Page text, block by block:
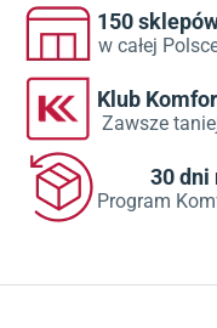
150
w całej
Klub
Zawsze
30 dni
Program